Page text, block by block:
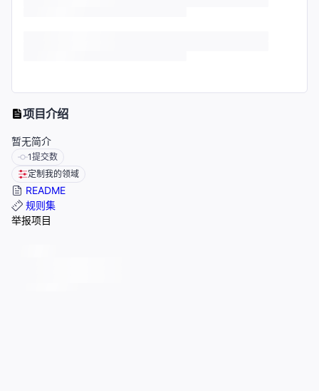
项目介绍
暂无简介
1提交数
定制我的领域
README
规则集
举报项目